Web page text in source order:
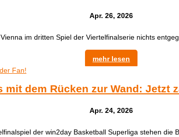
Apr. 26, 2026
im dritten Spiel der Viertelfinalserie nichts
mehr lesen
mit dem Rücken zur Wand: Jetzt
Apr. 24, 2026
der win2day Basketball Superliga stehen die